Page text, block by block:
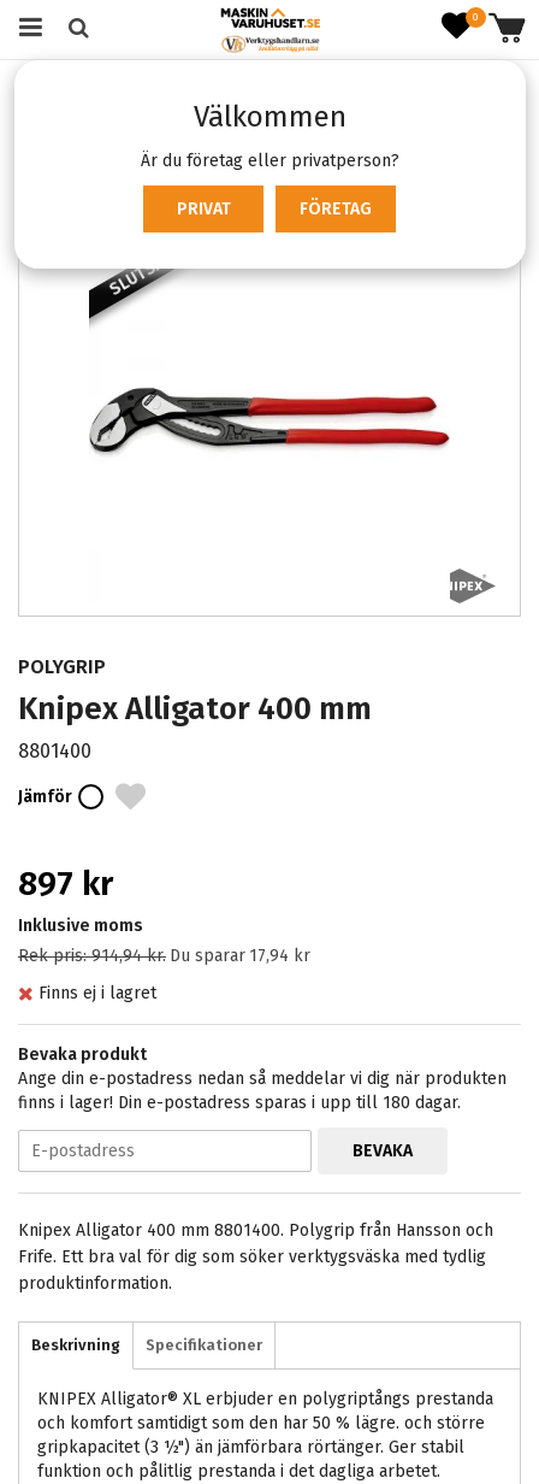
0
Välkommen
Är du företag eller privatperson?
PRIVAT FÖRETAG
Knipex Alligator 400 mm
SLUTSÅLD
POLYGRIP
Knipex Alligator 400 mm
8801400
Jämför
897 kr
Inklusive moms
Rek pris:914,94 kr. Du sparar 17,94 kr
Finns ej i lagret
Bevaka produkt
Ange din e-postadress nedan så meddelar vi dig när produkten
finns i lager! Din e-postadress sparas i upp till 180 dagar.
BEVAKA
Knipex Alligator 400 mm 8801400. Polygrip från Hansson och
Frife. Ett bra val för dig som söker verktygsväska med tydlig
produktinformation.
Beskrivning Specifikationer
KNIPEX Alligator® XL erbjuder en polygriptångs prestanda
och komfort samtidigt som den har 50 % lägre. och större
gripkapacitet (3 ½") än jämförbara rörtänger. Ger stabil
funktion och pålitlig prestanda i det dagliga arbetet.